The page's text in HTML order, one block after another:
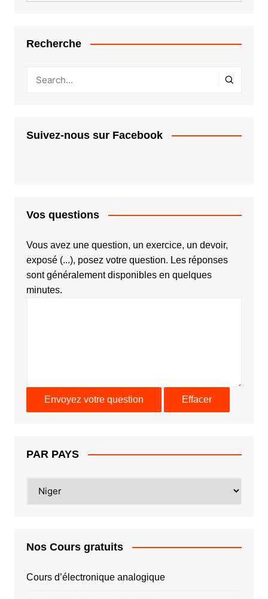
Recherche
Suivez-nous sur Facebook
Vos questions
Vous avez une question, un exercice, un devoir,
exposé (...), posez votre question. Les réponses
sont généralement disponibles en quelques
minutes.
PAR PAYS
PAYS
Nos Cours gratuits
Cours d’électronique analogique